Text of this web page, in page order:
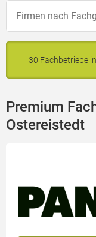
30 Fachbetriebe
Premium
Ostereistedt